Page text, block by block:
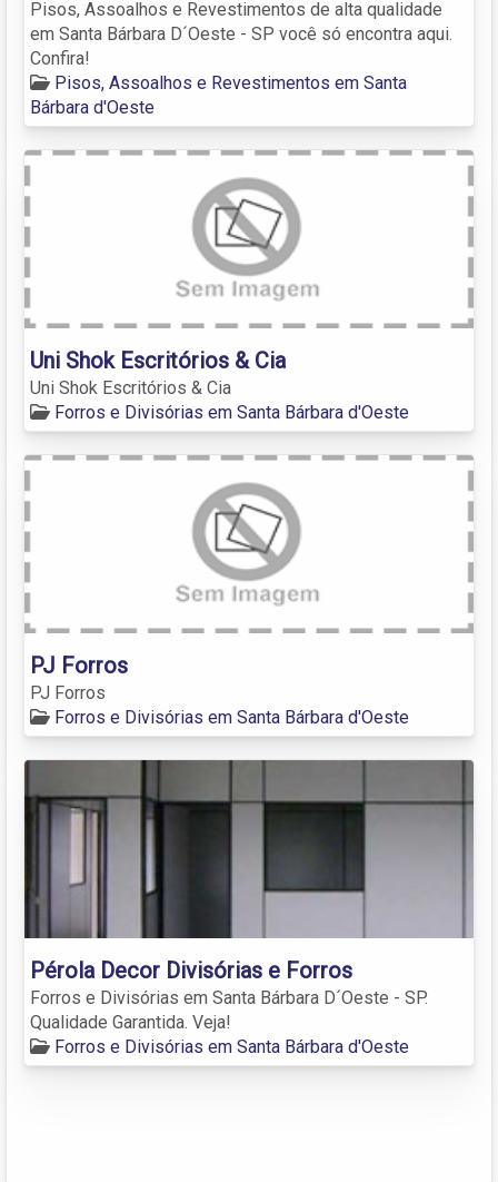
Pisos, Assoalhos e Revestimentos de alta qualidade
em Santa Bárbara D´Oeste - SP você só encontra aqui.
Confira!
Pisos, Assoalhos e Revestimentos em Santa
Bárbara d'Oeste
Uni Shok Escritórios & Cia
Uni Shok Escritórios & Cia
Forros e Divisórias em Santa Bárbara d'Oeste
PJ Forros
PJ Forros
Forros e Divisórias em Santa Bárbara d'Oeste
Pérola Decor Divisórias e Forros
Forros e Divisórias em Santa Bárbara D´Oeste - SP.
Qualidade Garantida. Veja!
Forros e Divisórias em Santa Bárbara d'Oeste